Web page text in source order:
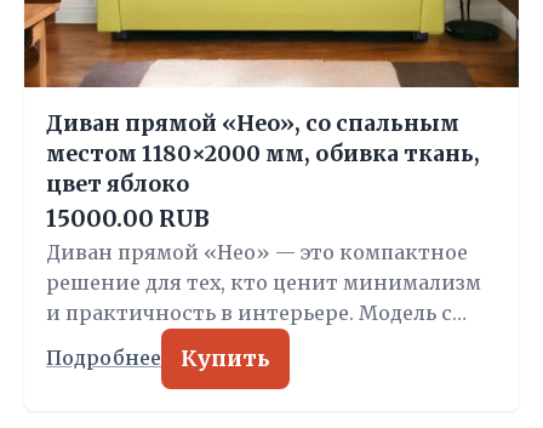
Диван прямой «Нео», со спальным
местом 1180×2000 мм, обивка ткань,
цвет яблоко
15000.00 RUB
Диван прямой «Нео» — это компактное
решение для тех, кто ценит минимализм
и практичность в интерьере. Модель с…
Подробнее Купить